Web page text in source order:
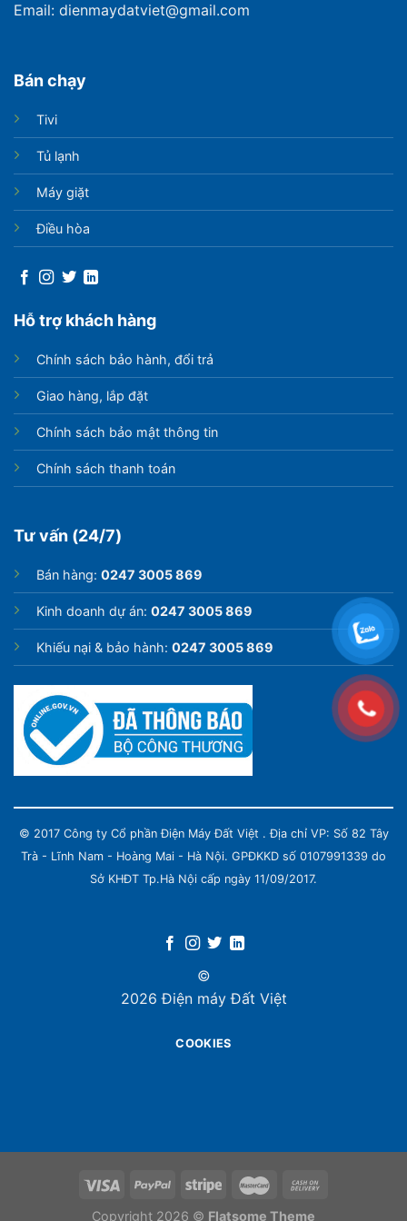
Email: dienmaydatviet@gmail.com
Bán chạy
Tivi
Tủ lạnh
Máy giặt
Điều hòa
Hỗ trợ khách hàng
Chính sách bảo hành, đổi trả
Giao hàng, lắp đặt
Chính sách bảo mật thông tin
Chính sách thanh toán
Tư vấn (24/7)
Bán hàng: 0247 3005 869
Kinh doanh dự án: 0247 3005 869
Khiếu nại & bảo hành: 0247 3005 869
© 2017 Công ty Cổ phần Điện Máy Đất Việt . Địa chỉ VP: Số 82 Tây
Trà - Lĩnh Nam - Hoàng Mai - Hà Nội. GPĐKKD số 0107991339 do
Sở KHĐT Tp.Hà Nội cấp ngày 11/09/2017.
©
2026 Điện máy Đất Việt
COOKIES
Copyright 2026 © Flatsome Theme